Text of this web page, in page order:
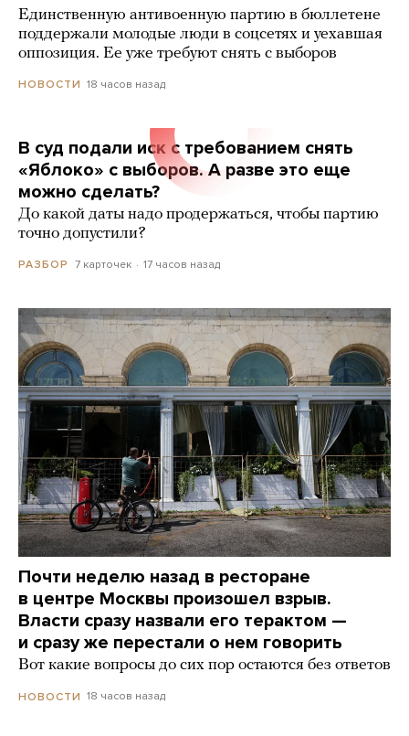
Единственную антивоенную партию в бюллетене
поддержали молодые люди в соцсетях и уехавшая
оппозиция. Ее уже требуют снять с выборов
НОВОСТИ 18 часов назад
В суд подали иск с требованием снять
«Яблоко» с выборов. А разве это еще
можно сделать?
До какой даты надо продержаться, чтобы партию
точно допустили?
РАЗБОР 7 карточек 17 часов назад
Почти неделю назад в ресторане
в центре Москвы произошел взрыв.
Власти сразу назвали его терактом —
и сразу же перестали о нем говорить
Вот какие вопросы до сих пор остаются без ответов
НОВОСТИ 18 часов назад